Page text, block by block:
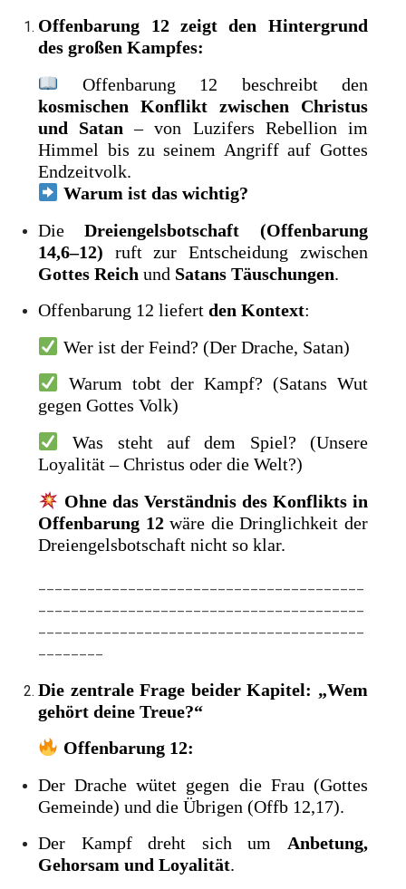
Offenbarung 12 zeigt den Hintergrund
des großen Kampfes:
Offenbarung 12 beschreibt den
kosmischen Konflikt zwischen Christus
und Satan – von Luzifers Rebellion im
Himmel bis zu seinem Angriff auf Gottes
Endzeitvolk.
Warum ist das wichtig?
DieDreiengelsbotschaft (Offenbarung
14,6–12) ruft zur Entscheidung zwischen
Gottes Reich und Satans Täuschungen.
Offenbarung 12 liefertden Kontext:
Wer ist der Feind? (Der Drache, Satan)
Warum tobt der Kampf? (Satans Wut
gegen Gottes Volk)
Was steht auf dem Spiel? (Unsere
Loyalität – Christus oder die Welt?)
Ohne das Verständnis des Konflikts in
Offenbarung 12wäre die Dringlichkeit der
Dreiengelsbotschaft nicht so klar.
Die zentrale Frage beider Kapitel: „Wem
gehört deine Treue?“
Offenbarung 12:
Der Drache wütet gegen die Frau (Gottes
Gemeinde) und die Übrigen (Offb 12,17).
Der Kampf dreht sich um Anbetung,
Gehorsam und Loyalität.